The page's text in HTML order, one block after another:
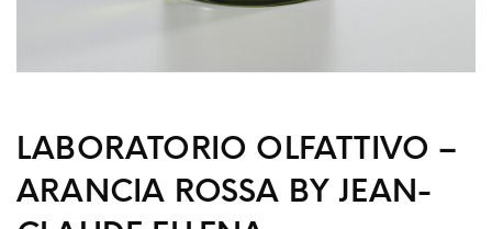
LABORATORIO OLFATTIVO –
ARANCIA ROSSA BY JEAN-